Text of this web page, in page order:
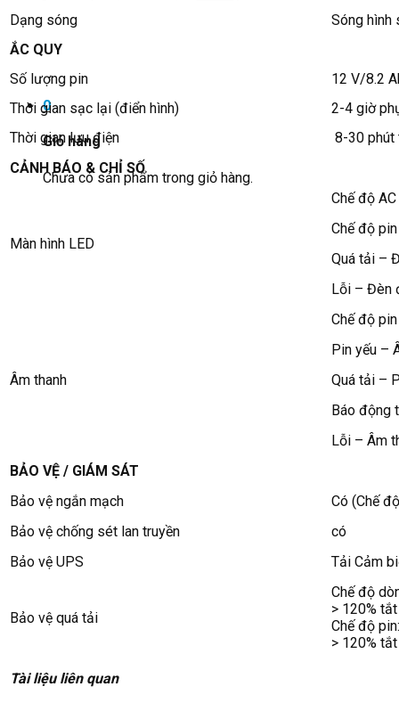
0
Giỏ hàng
Chưa có sản phẩm trong giỏ hàng.
Dạng sóng
Sóng hình
ẮC QUY
Số lượng pin
12 V/8.2
Thời gian sạc lại (điển hình)
2-4 giờ
Thời gian lưu điện
8-30 phút
CẢNH BÁO & CHỈ SỐ
Màn hình LED
Chế độ
Chế độ
Quá tải –
Lỗi – Đèn
Âm thanh
Chế độ
Pin yếu –
Quá tải –
Báo động
Lỗi – Âm
BẢO VỆ / GIÁM SÁT
Bảo vệ ngắn mạch
Có (Chế
Bảo vệ chống sét lan truyền
có
Bảo vệ UPS
Tải Cảm
Bảo vệ quá tải
Chế độ
> 120%
Chế độ
> 120%
Tài liệu liên quan